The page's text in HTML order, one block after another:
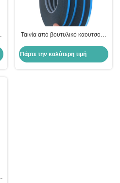
Ταινία από βουτυλικό καουτσούκ
mmn*0,5 mm για διπλό γυαλί
Πάρτε την καλύτερη τιμή